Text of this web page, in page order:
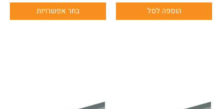
הוספה לסל בחר אפשרויות